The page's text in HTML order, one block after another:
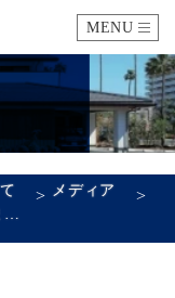
MENU
> メディア >